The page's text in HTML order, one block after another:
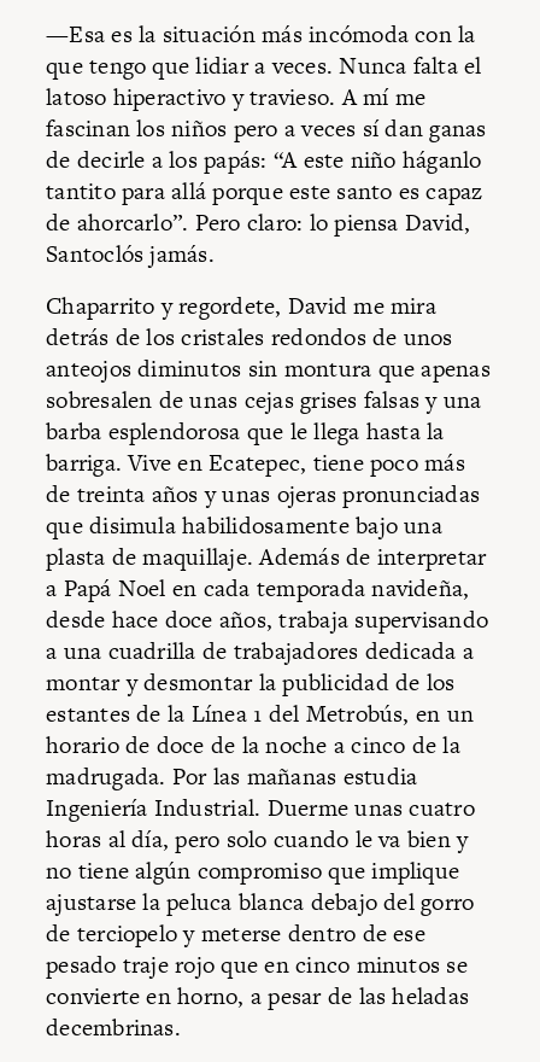
—Esa es la situación más incómoda con la
que tengo que lidiar a veces. Nunca falta el
latoso hiperactivo y travieso. A mí me
fascinan los niños pero a veces sí dan ganas
de decirle a los papás: “A este niño háganlo
tantito para allá porque este santo es capaz
de ahorcarlo”. Pero claro: lo piensa David,
Santoclós jamás.
Chaparrito y regordete, David me mira
detrás de los cristales redondos de unos
anteojos diminutos sin montura que apenas
sobresalen de unas cejas grises falsas y una
barba esplendorosa que le llega hasta la
barriga. Vive en Ecatepec, tiene poco más
de treinta años y unas ojeras pronunciadas
que disimula habilidosamente bajo una
plasta de maquillaje. Además de interpretar
a Papá Noel en cada temporada navideña,
desde hace doce años, trabaja supervisando
a una cuadrilla de trabajadores dedicada a
montar y desmontar la publicidad de los
estantes de la Línea 1 del Metrobús, en un
horario de doce de la noche a cinco de la
madrugada. Por las mañanas estudia
Ingeniería Industrial. Duerme unas cuatro
horas al día, pero solo cuando le va bien y
no tiene algún compromiso que implique
ajustarse la peluca blanca debajo del gorro
de terciopelo y meterse dentro de ese
pesado traje rojo que en cinco minutos se
convierte en horno, a pesar de las heladas
decembrinas.